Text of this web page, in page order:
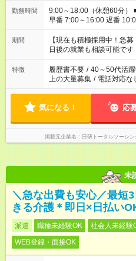
勤務時間
9:00～18:00（休憩60分） ■ご希望があれば下記シフトもOK！
早番 7:00～16:00 遅番 10:00～19:00 「家族
い」 「余裕を持って夕飯
たくない」 など、ご希望を教え
の方へ 今ご覧のお仕事で
の勤務時間。 合計で週40
期間
【現在も積極採用中！急
日後の就業も相談可能です
特徴 履歴書不要 / 40～50代活
上の大量募集 / 電話対応な
気になる！ 応
掲載元企業名 日研トータルソーシ
未
＼急な出費も安心／最短
きる介護＊即日×日払い
派遣 職種未経験OK 社会人未経験
WEB登録・面接OK